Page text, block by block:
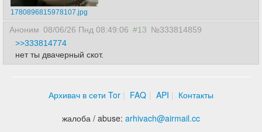
1780896815978107.jpg
Аноним 08/06/26 Пнд 08:49:06 #13 №333814859
>>333814774
нет ты двачерный скот.
Архивач в сети Tor FAQ API
Контакты
жалоба / abuse: arhivach@airmail.cc